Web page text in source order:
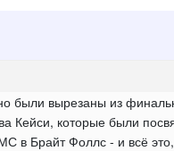
были вырезаны из
Кейси, которые были
в Брайт Фоллс - и всё